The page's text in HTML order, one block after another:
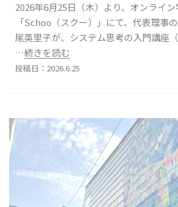
2026年6月25日（木）より、オンライ
「Schoo（スクー）」にて、代表理事
尾英里子が、システム思考の入門講座
…続きを読む
投稿日：2026.6.25